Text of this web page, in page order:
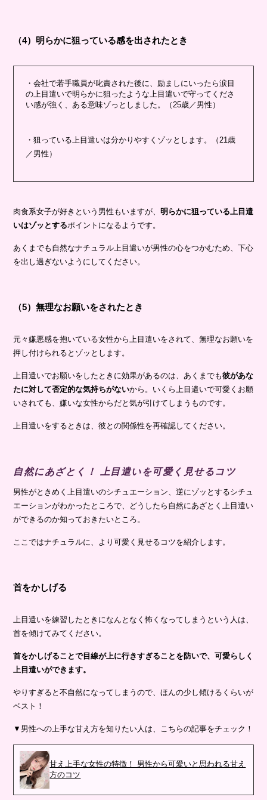
（4）明らかに狙っている感を出されたとき
・会社で若手職員が叱責された後に、励ましにいったら涙目
の上目遣いで明らかに狙ったような上目遣いで守ってくださ
い感が強く、ある意味ゾっとしました。（25歳／男性）
・狙っている上目遣いは分かりやすくゾッとします。（21歳
／男性）
肉食系女子が好きという男性もいますが、明らかに狙っている上目遣
いはゾッとするポイントになるようです。
あくまでも自然なナチュラル上目遣いが男性の心をつかむため、下心
を出し過ぎないようにしてください。
（5）無理なお願いをされたとき
元々嫌悪感を抱いている女性から上目遣いをされて、無理なお願いを
押し付けられるとゾッとします。
上目遣いでお願いをしたときに効果があるのは、あくまでも彼があな
たに対して否定的な気持ちがないから。いくら上目遣いで可愛くお願
いされても、嫌いな女性からだと気が引けてしまうものです。
上目遣いをするときは、彼との関係性を再確認してください。
自然にあざとく！ 上目遣いを可愛く見せるコツ
男性がときめく上目遣いのシチュエーション、逆にゾッとするシチュ
エーションがわかったところで、どうしたら自然にあざとく上目遣い
ができるのか知っておきたいところ。
ここではナチュラルに、より可愛く見せるコツを紹介します。
首をかしげる
上目遣いを練習したときになんとなく怖くなってしまうという人は、
首を傾けてみてください。
首をかしげることで目線が上に行きすぎることを防いで、可愛らしく
上目遣いができます。
やりすぎると不自然になってしまうので、ほんの少し傾けるくらいが
ベスト！
▼男性への上手な甘え方を知りたい人は、こちらの記事をチェック！
甘え上手な女性の特徴！ 男性から可愛いと思われる甘え
方のコツ